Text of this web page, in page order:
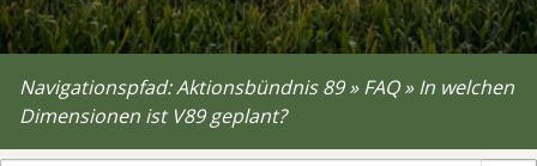
Navigationspfad:Aktionsbündnis 89»FAQ»In welchen
Dimensionen ist V89 geplant?